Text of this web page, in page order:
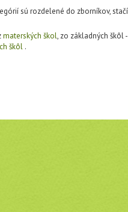
sú rozdelené do zborníkov,
materských škol, zo základných škôl
škôl .